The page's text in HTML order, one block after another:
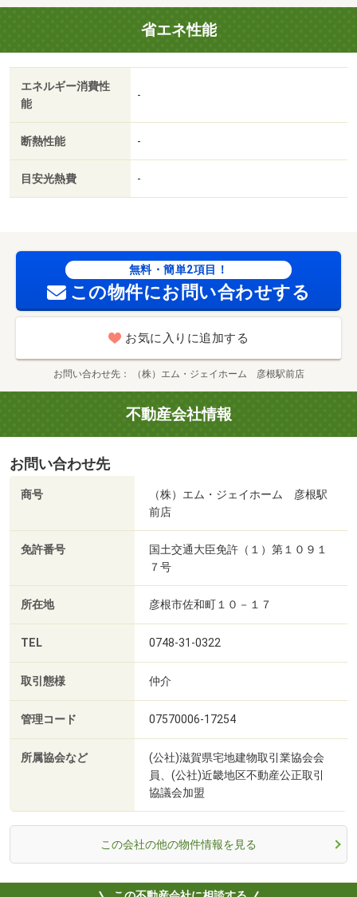
省エネ性能
エネルギー消費性
能
-
断熱性能 -
目安光熱費 -
無料・簡単2項目！
この物件にお問い合わせする
お気に入りに追加する
お問い合わせ先 （株）エム・ジェイホーム 彦根駅前店
不動産会社情報
お問い合わせ先
商号
（株）エム・ジェイホーム 彦根駅
前店
免許番号
国土交通大臣免許（１）第１０９１
７号
所在地 彦根市佐和町１０－１７
TEL 0748-31-0322
取引態様 仲介
管理コード 07570006-17254
所属協会など
(公社)滋賀県宅地建物取引業協会会
員、(公社)近畿地区不動産公正取引
協議会加盟
この会社の他の物件情報を見る